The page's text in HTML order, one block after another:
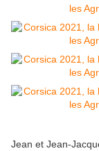
Jean et Jean-